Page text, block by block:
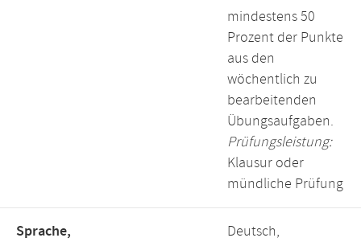
mindestens 50
Prozent der Punkte
aus den
wöchentlich zu
bearbeitenden
Übungsaufgaben.
Prüfungsleistung:
Klausur oder
mündliche Prüfung
Sprache,
Deutsch,